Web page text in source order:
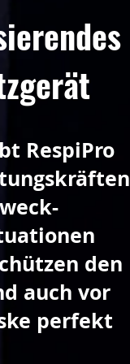
RespiPro
den
auch vor
perfekt